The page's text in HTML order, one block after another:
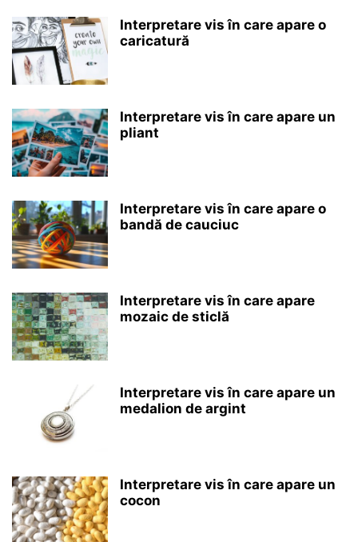
Interpretare vis în care apare o
caricatură
Interpretare vis în care apare un
pliant
Interpretare vis în care apare o
bandă de cauciuc
Interpretare vis în care apare
mozaic de sticlă
Interpretare vis în care apare un
medalion de argint
Interpretare vis în care apare un
cocon